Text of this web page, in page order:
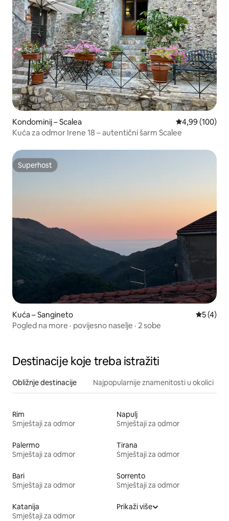
Kondominij – Scalea Prosječna
4,99 (100)
Kuća za odmor Irene 18 – autentični šarm Scalee
Superhost
Superhost
Kuća – Sangineto
5 (4)
Pogled na more · povijesno naselje · 2 sobe
Destinacije koje treba istražiti
Obližnje destinacije Najpopularnije znamenitosti u okolici
Rim
Smještaji za odmor
Napulj
Smještaji za odmor
Palermo
Smještaji za odmor
Tirana
Smještaji za odmor
Bari
Smještaji za odmor
Sorrento
Smještaji za odmor
Katanija
Smještaji za odmor
Prikaži više